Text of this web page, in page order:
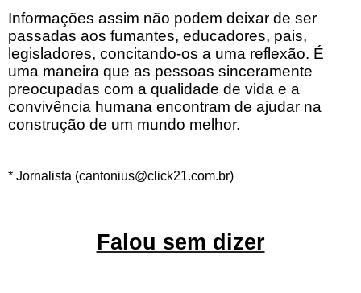
Informações assim não podem deixar de ser
passadas aos fumantes, educadores, pais,
legisladores, concitando-os a uma reflexão. É
uma maneira que as pessoas sinceramente
preocupadas com a qualidade de vida e a
convivência humana encontram de ajudar na
construção de um mundo melhor.
* Jornalista (cantonius@click21.com.br)
Falou sem dizer